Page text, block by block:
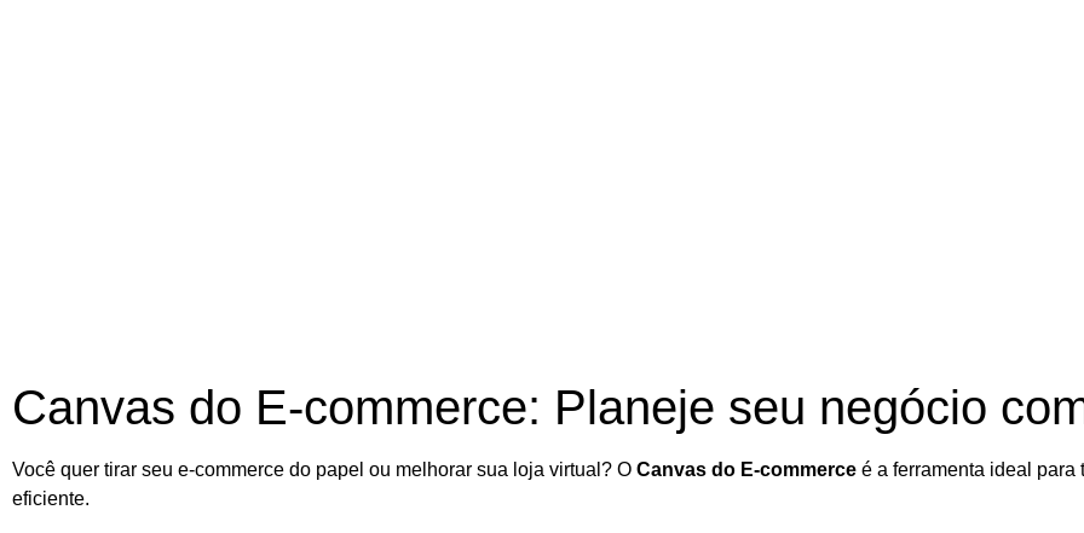
Canvas do E-commerce: Planeje seu negócio
Você quer tirar seu e-commerce do papel ou melhorar sua loja virtual? O Canvas do E-commerce é a ferramenta ideal para
eficiente.